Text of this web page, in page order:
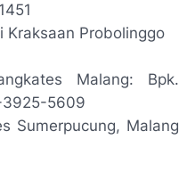
Kraksaan Probolinggo
Malang: Bpk.
3925-5609
Sumerpucung, Malang